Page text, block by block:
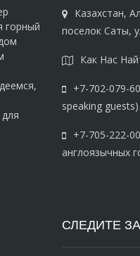
горный
Казахстан,
поселок Cаты,
Как Нас
+7-702-079-
speaking guests)
+7-705-222-
англоязычных
СЛЕДИТЕ